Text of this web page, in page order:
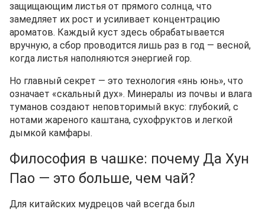
защищающим листья от прямого солнца, что
замедляет их рост и усиливает концентрацию
ароматов. Каждый куст здесь обрабатывается
вручную, а сбор проводится лишь раз в год — весной,
когда листья наполняются энергией гор.
Но главный секрет — это технология «янь юнь», что
означает «скальный дух». Минералы из почвы и влага
туманов создают неповторимый вкус: глубокий, с
нотами жареного каштана, сухофруктов и легкой
дымкой камфары.
Философия в чашке: почему Да Хун
Пао — это больше, чем чай?
Для китайских мудрецов чай всегда был